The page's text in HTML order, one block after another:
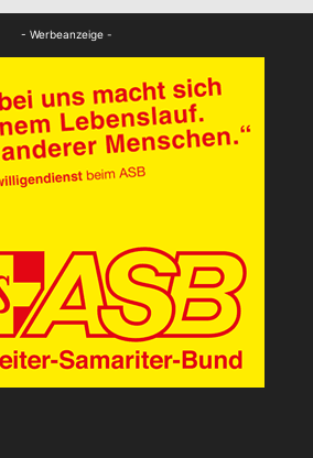
- Werbeanzeige -